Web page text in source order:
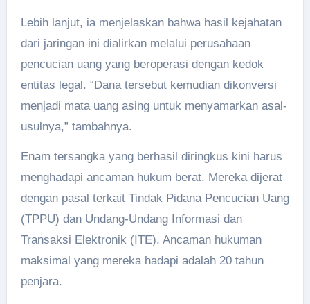
Lebih lanjut, ia menjelaskan bahwa hasil kejahatan
dari jaringan ini dialirkan melalui perusahaan
pencucian uang yang beroperasi dengan kedok
entitas legal. “Dana tersebut kemudian dikonversi
menjadi mata uang asing untuk menyamarkan asal-
usulnya,” tambahnya.
Enam tersangka yang berhasil diringkus kini harus
menghadapi ancaman hukum berat. Mereka dijerat
dengan pasal terkait Tindak Pidana Pencucian Uang
(TPPU) dan Undang-Undang Informasi dan
Transaksi Elektronik (ITE). Ancaman hukuman
maksimal yang mereka hadapi adalah 20 tahun
penjara.